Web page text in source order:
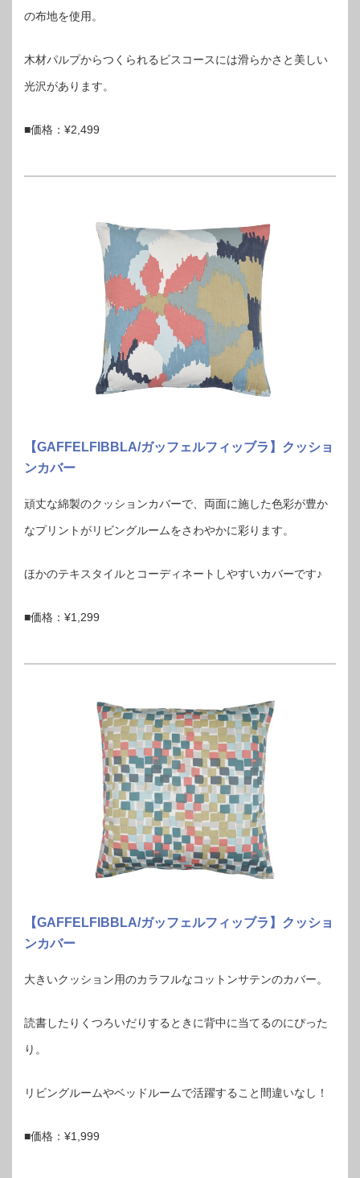
の布地を使用。
木材パルプからつくられるビスコースには滑らかさと美しい
光沢があります。
■価格：¥2,499
【GAFFELFIBBLA/ガッフェルフィッブラ】クッショ
ンカバー
頑丈な綿製のクッションカバーで、両面に施した色彩が豊か
なプリントがリビングルームをさわやかに彩ります。
ほかのテキスタイルとコーディネートしやすいカバーです♪
■価格：¥1,299
【GAFFELFIBBLA/ガッフェルフィッブラ】クッショ
ンカバー
大きいクッション用のカラフルなコットンサテンのカバー。
読書したりくつろいだりするときに背中に当てるのにぴった
り。
リビングルームやベッドルームで活躍すること間違いなし！
■価格：¥1,999